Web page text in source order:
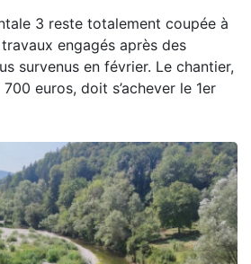
3 reste totalement coupée à
engagés après des
survenus en février. Le chantier,
euros, doit s’achever le 1er